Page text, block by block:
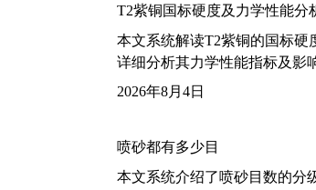
T2紫铜国标硬度及力学性能分
本文系统解读T2紫铜的国标硬
详细分析其力学性能指标及影
2026年8月4日
喷砂都有多少目
本文系统介绍了喷砂目数的分